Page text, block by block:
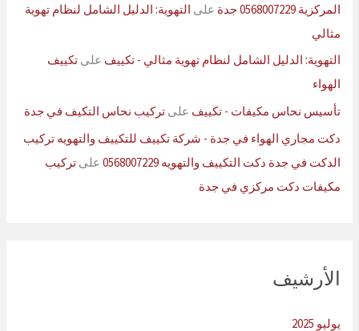
المركزية 0568007229 جدة
على التهوية: الدليل الشامل لنظام تهوية
مثالي
التهوية: الدليل الشامل لنظام تهوية مثالي - تكييف علىتكييف
الهواء
تأسيس نحاس مكيفات - تكييف علىتركيب نحاس التكيف في جدة
دكت مجاري الهواء في جدة - شركة تكييف للتكييف والتهويه تركيب
الدكت في جدة دكت التكييف والتهويه 0568007229
علىتركيب
مكيفات دكت مركزي في جدة
الأرشيف
يوليو 2025